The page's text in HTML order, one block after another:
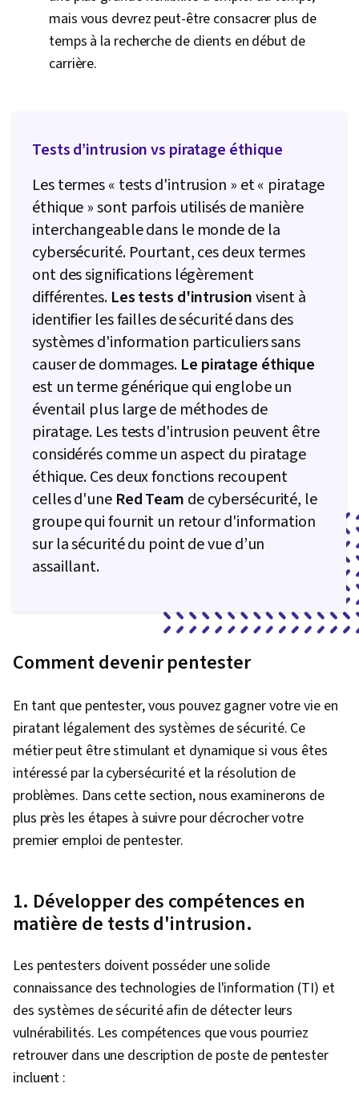
attaques, Assurance de l'information, Stratégie
de sécurité, Systèmes d'exploitation,
relationnelles, Autorisation (informatique),
Linux, Bases de données, Fichier E/S,
Algorithmes, Automatisation des technologies
de l'information, Maintenabilité, Automatisation,
Importation/exportation de données, Principes
de programmation, Programmation
informatique, Développement du programme,
Pare-feu, Réseaux informatiques, Architecture
du réseau, Modèle de réseau, Réseaux privés
virtuels (VPN), Sécurité de l'informatique en
nuage, Mise en réseau générale, Infrastructure
de réseau, Évaluations de la vulnérabilité,
Informatique en nuage, Protection contre les
logiciels malveillants, Cadre de gestion des
risques, Cryptographie, Stratégie de
cybersécurité, Cadre ATT&CK de MITRE,
Gestion des données, Gestion des identités et
des accès, Gestion des risques, Audit, Projet
système, Atténuation des risques, Protection
mais vous devrez peut-être consacrer plus de
temps à la recherche de clients en début de
carrière.
Tests d’intrusion vs piratage éthique
Les termes « tests d'intrusion » et « piratage
éthique » sont parfois utilisés de manière
interchangeable dans le monde de la
cybersécurité. Pourtant, ces deux termes
ont des significations légèrement
différentes. Les tests d'intrusionvisent à
identifier les failles de sécurité dans des
systèmes d'information particuliers sans
causer de dommages. Le piratage éthique
est un terme générique qui englobe un
éventail plus large de méthodes de
piratage. Les tests d'intrusion peuvent être
considérés comme un aspect du piratage
éthique. Ces deux fonctions recoupent
celles d'une Red Team de cybersécurité, le
groupe qui fournit un retour d'information
sur la sécurité du point de vue d’un
assaillant.
Comment devenir pentester
En tant que pentester, vous pouvez gagner votre vie en
piratant légalement des systèmes de sécurité. Ce
métier peut être stimulant et dynamique si vous êtes
intéressé par la cybersécurité et la résolution de
problèmes. Dans cette section, nous examinerons de
plus près les étapes à suivre pour décrocher votre
premier emploi de pentester.
1. Développer des compétences en
matière de tests d'intrusion.
Les pentesters doivent posséder une solide
connaissance des technologies de l'information (TI) et
des systèmes de sécurité afin de détecter leurs
vulnérabilités. Les compétences que vous pourriez
retrouver dans une description de poste de pentester
incluent :